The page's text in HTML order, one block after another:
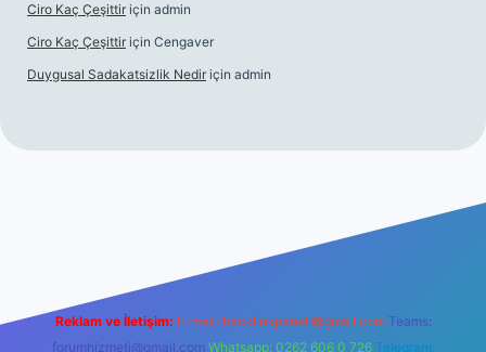
Ciro Kaç Çeşittir için admin
Ciro Kaç Çeşittir için Cengaver
Duygusal Sadakatsizlik Nedir için admin
elexbetgiris.org
Reklam ve İletişim: E-mail: backlinkpaneli@gmail.com Teams:
forumhizmeti@gmail.com Whatsapp: 0262 606 0 726 Telegram: